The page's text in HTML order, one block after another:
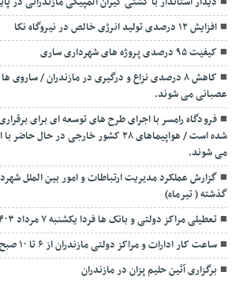
افزایش ۱۲ درصدی تولید انرژی خالص در نیروگاه نکا
کیفیت ۹۵ درصدی پروژه های شهرداری ساری
کاهش ۸ درصدی نزاع و درگیری در مازندران / ساروی
عصبانی می شوند.
فرودگاه رامسر با اجرای طرح های توسعه ای برای
شده است / هواپیماهای ۲۸ کشور خارجی در
می شوند.
گزارش عملکرد مدیریت ارتباطات و امور بین الملل
گذشته ( تیرماه)
تعطیلی مراکز دولتی و بانک ها فردا یکشنبه ۷ مرداد ۱۴۰۳ در مازندران
ساعت کار ادارات و مراکز دولتی مازندران از ۶ تا ۱۰ صبح در روز شنبه ۶ مردادماه
برگزاری آئین حلیم پزان در مازندران